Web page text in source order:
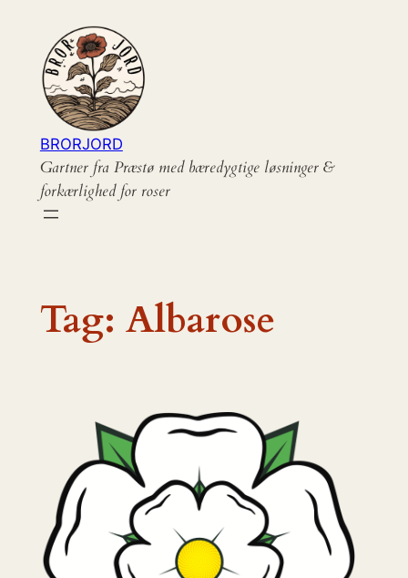
indhold
BRORJORD
Gartner fra Præstø med bæredygtige løsninger &
forkærlighed for roser
Tag: Albarose